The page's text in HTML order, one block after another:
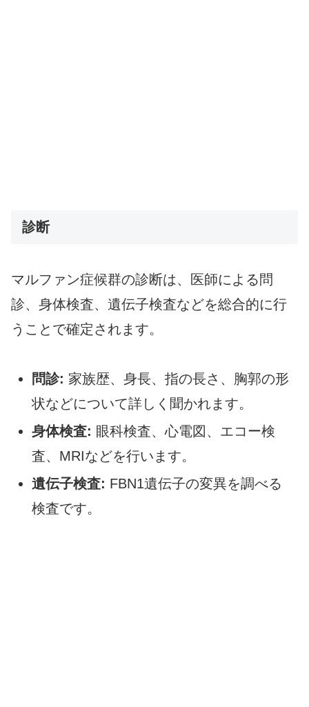
診断
マルファン症候群の診断は、医師による問
診、身体検査、遺伝子検査などを総合的に行
うことで確定されます。
問診: 家族歴、身長、指の長さ、胸郭の形
状などについて詳しく聞かれます。
身体検査: 眼科検査、心電図、エコー検
査、MRIなどを行います。
遺伝子検査: FBN1遺伝子の変異を調べる
検査です。